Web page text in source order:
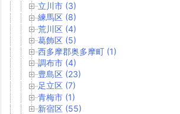
立川市 (3)
練馬区 (8)
荒川区 (4)
葛飾区 (5)
西多摩郡奥多摩町 (1)
調布市 (4)
豊島区 (23)
足立区 (7)
青梅市 (1)
新宿区 (55)